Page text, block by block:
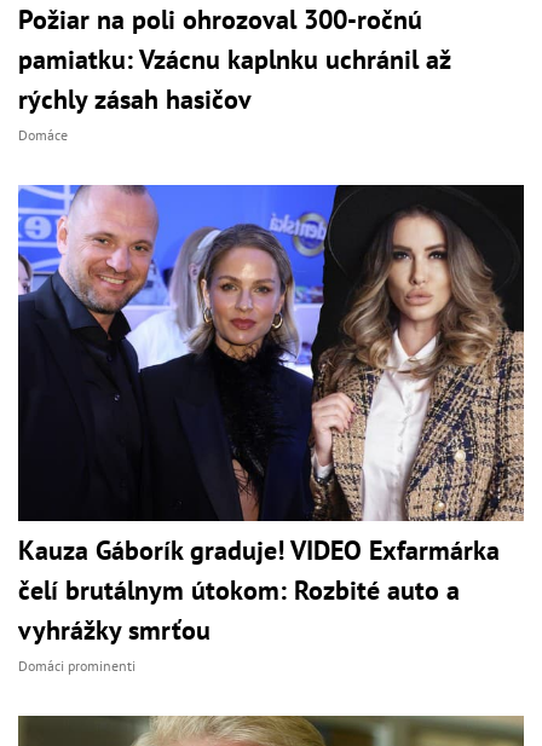
Požiar na poli ohrozoval 300-ročnú
pamiatku: Vzácnu kaplnku uchránil až
rýchly zásah hasičov
Domáce
Kauza Gáborík graduje! VIDEO Exfarmárka
čelí brutálnym útokom: Rozbité auto a
vyhrážky smrťou
Domáci prominenti